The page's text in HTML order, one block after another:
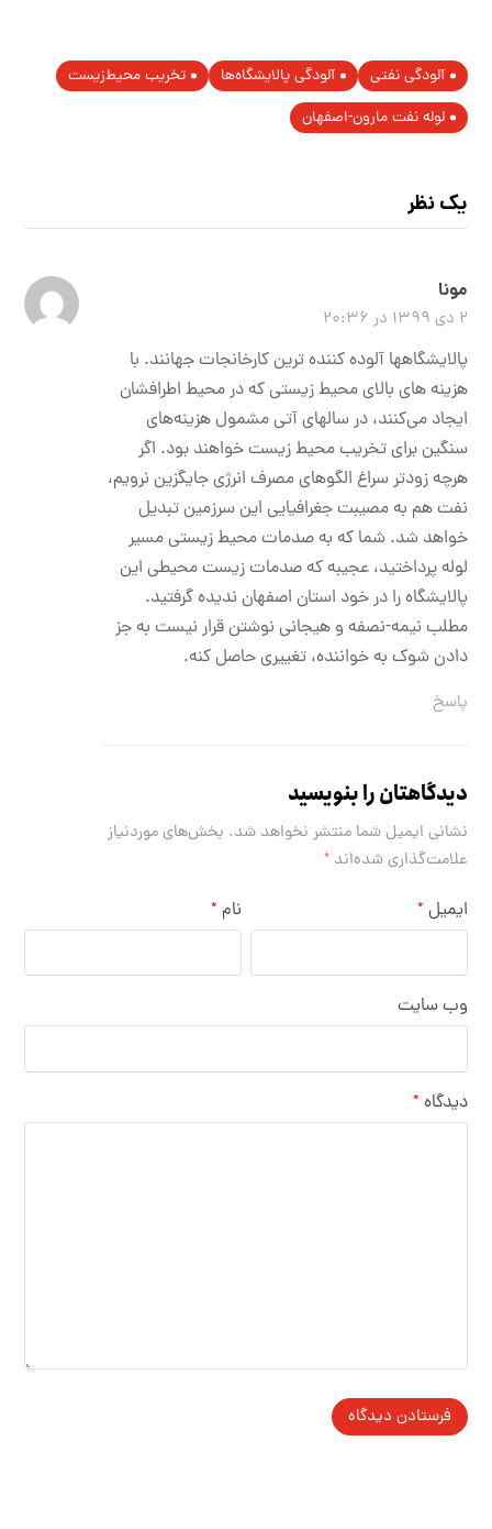
آلودگی نفتی آلودگی پالایشگاه‌ها
تخریب محیط‌زیست
لوله نفت مارون-اصفهان
یک نظر
مونا
۲ دی ۱۳۹۹ در ۲۰:۳۶
پالایشگاهها آلوده کننده ترین کارخانجات جهانند. با
هزینه های بالای محیط زیستی که در محیط اطرافشان
ایجاد می‌کنند، در سالهای آتی مشمول هزینه‌های
سنگین برای تخریب محیط زیست خواهند بود. اگر
هرچه زودتر سراغ الگوهای مصرف انرژی جایگزین نرویم،
نفت هم به مصیبت جغرافیایی این سرزمین تبدیل
خواهد شد. شما که به صدمات محیط زیستی مسیر
لوله پرداختید، عجیبه که صدمات زیست محیطی این
پالایشگاه را در خود استان اصفهان ندیده گرفتید.
مطلب نیمه-نصفه و هیجانی نوشتن قرار نیست به جز
دادن شوک به خواننده، تغییری حاصل کنه.
پاسخ
دیدگاهتان را بنویسید
نشانی ایمیل شما منتشر نخواهد شد. بخش‌های موردنیاز
علامت‌گذاری شده‌اند*
نام * ایمیل *
وب‌ سایت
دیدگاه *